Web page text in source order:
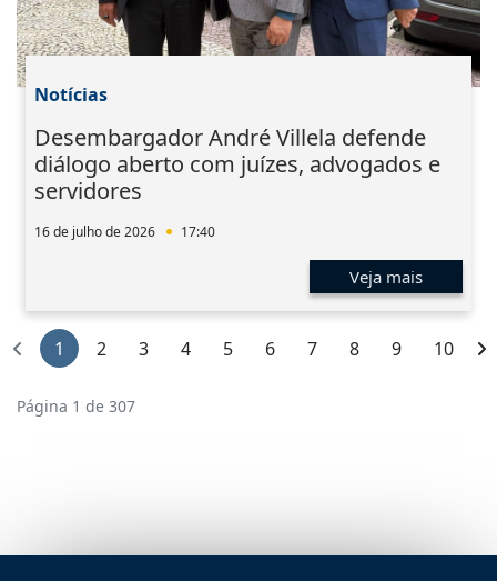
Notícias
Desembargador André Villela defende
diálogo aberto com juízes, advogados e
servidores
16 de julho de 2026 17:40
Veja mais
1 2 3 4 5 6 7 8 9 10
Página 1 de 307